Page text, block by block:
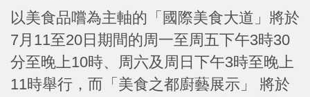
以美食品嚐為主軸的「國際美食大道」將於
7月11至20日期間的周一至周五下午3時30
分至晚上10時、周六及周日下午3時至晚上
11時舉行，而「美食之都廚藝展示」 將於